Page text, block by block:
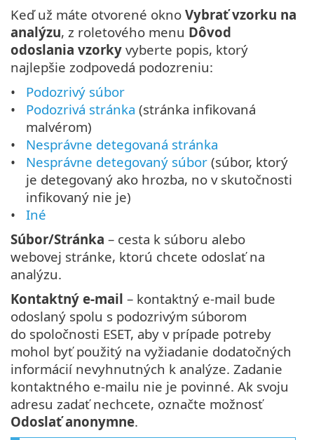
Keď už máte otvorené okno Vybrať vzorku na
analýzu, z roletového menu Dôvod
odoslania vzorky vyberte popis, ktorý
najlepšie zodpovedá podozreniu:
Podozrivý súbor
Podozrivá stránka (stránka infikovaná
malvérom)
Nesprávne detegovaná stránka
Nesprávne detegovaný súbor (súbor, ktorý
je detegovaný ako hrozba, no v skutočnosti
infikovaný nie je)
Iné
Súbor/Stránka – cesta k súboru alebo
webovej stránke, ktorú chcete odoslať na
analýzu.
Kontaktný e‑mail – kontaktný e‑mail bude
odoslaný spolu s podozrivým súborom
do spoločnosti ESET, aby v prípade potreby
mohol byť použitý na vyžiadanie dodatočných
informácií nevyhnutných k analýze. Zadanie
kontaktného e‑mailu nie je povinné. Ak svoju
adresu zadať nechcete, označte možnosť
Odoslať anonymne.